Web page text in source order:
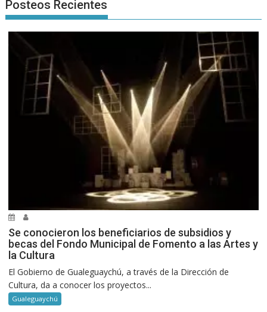
Posteos Recientes
Se conocieron los beneficiarios de subsidios y
becas del Fondo Municipal de Fomento a las Artes y
la Cultura
El Gobierno de Gualeguaychú, a través de la Dirección de
Cultura, da a conocer los proyectos...
Gualeguaychú